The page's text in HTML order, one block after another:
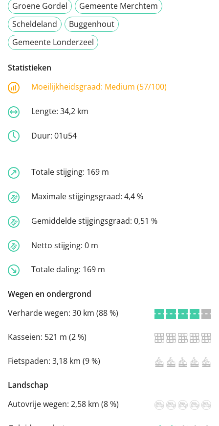
Groene Gordel
Gemeente Merchtem
Scheldeland
Buggenhout
Gemeente Londerzeel
Statistieken
Moeilijkheidsgraad: Medium (57/100)
Lengte: 34,2 km
Duur: 01u54
Totale stijging: 169 m
Maximale stijgingsgraad: 4,4 %
Gemiddelde stijgingsgraad: 0,51 %
Netto stijging: 0 m
Totale daling: 169 m
Wegen en ondergrond
Verharde wegen: 30 km (88 %)
Kasseien: 521 m (2 %)
Fietspaden: 3,18 km (9 %)
Landschap
Autovrije wegen: 2,58 km (8 %)